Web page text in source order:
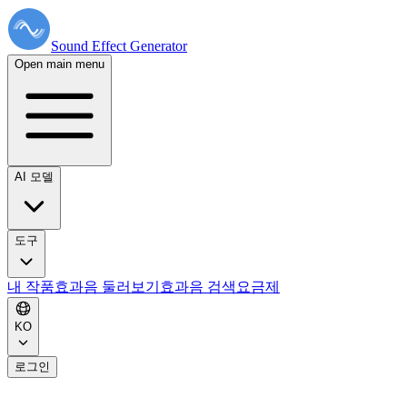
Sound Effect Generator
Open main menu
AI 모델
도구
내 작품효과음 둘러보기 효과음 검색 요금제
KO
로그인